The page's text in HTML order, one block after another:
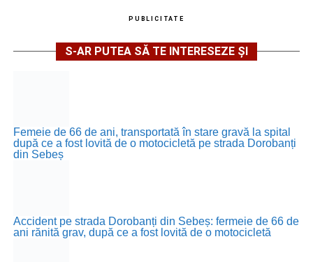
PUBLICITATE
S-AR PUTEA SĂ TE INTERESEZE ȘI
Femeie de 66 de ani, transportată în stare gravă la spital
după ce a fost lovită de o motocicletă pe strada Dorobanți
din Sebeș
Accident pe strada Dorobanți din Sebeș: fermeie de 66 de
ani rănită grav, după ce a fost lovită de o motocicletă